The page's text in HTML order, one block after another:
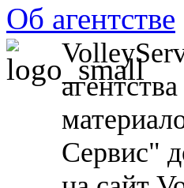
Об агентстве
Сервис"